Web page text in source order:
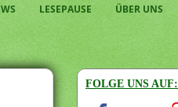
LESEPAUSE ÜBER UNS
FOLGE UNS AUF: